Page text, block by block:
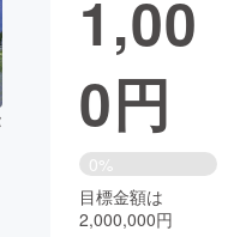
ゲーム・サ
書籍・雑誌
チャレンジ
1,00
0円
0%
目標金額は
2,000,000円